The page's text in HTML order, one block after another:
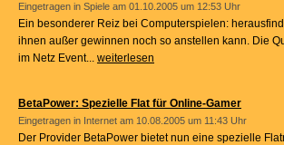
Eingetragen in Spiele am 01.10.2005 um 12:53 Uhr
Ein besonderer Reiz bei Computerspielen:
ihnen außer gewinnen noch so anstellen kann. Die
im Netz Event... weiterlesen
BetaPower: Spezielle Flat für Online-Gamer
Eingetragen in Internet am 10.08.2005 um 11:43 Uhr
Der Provider BetaPower bietet nun eine spezielle